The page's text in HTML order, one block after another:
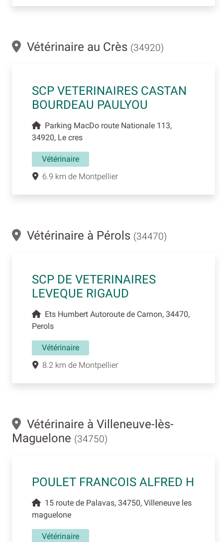
Vétérinaire au Crès (34920)
SCP VETERINAIRES CASTAN
BOURDEAU PAULYOU
Parking MacDo route Nationale 113,
34920, Le cres
Vétérinaire
6.9 km de Montpellier
Vétérinaire à Pérols (34470)
SCP DE VETERINAIRES
LEVEQUE RIGAUD
Ets Humbert Autoroute de Carnon, 34470,
Perols
Vétérinaire
8.2 km de Montpellier
Vétérinaire à Villeneuve-lès-
Maguelone (34750)
POULET FRANCOIS ALFRED H
15 route de Palavas, 34750, Villeneuve les
maguelone
Vétérinaire